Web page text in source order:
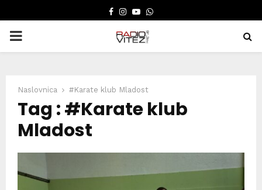
FACEBOOK
INSTAGRAM
YOUTUBE
WHATSAPP
PRIMARY
Naslovnica #Karate klub Mladost
Tag : #Karate klub
Mladost